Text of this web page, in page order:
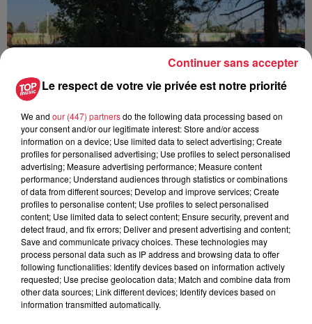
Le respect de votre vie privée est notre priorité
We and our (447) partnersdo the following data processing based on
your consent and/or our legitimate interest: Store and/or access
information on a device; Use limited data to select advertising; Create
profiles for personalised advertising; Use profiles to select personalised
advertising; Measure advertising performance; Measure content
performance; Understand audiences through statistics or combinations
of data from different sources; Develop and improve services; Create
profiles to personalise content; Use profiles to select personalised
content; Use limited data to select content; Ensure security, prevent and
detect fraud, and fix errors; Deliver and present advertising and content;
Save and communicate privacy choices. These technologies may
process personal data such as IP address and browsing data to offer
following functionalities: Identify devices based on information actively
requested; Use precise geolocation data; Match and combine data from
other data sources; Link different devices; Identify devices based on
information transmitted automatically.
Continuer sans accepter